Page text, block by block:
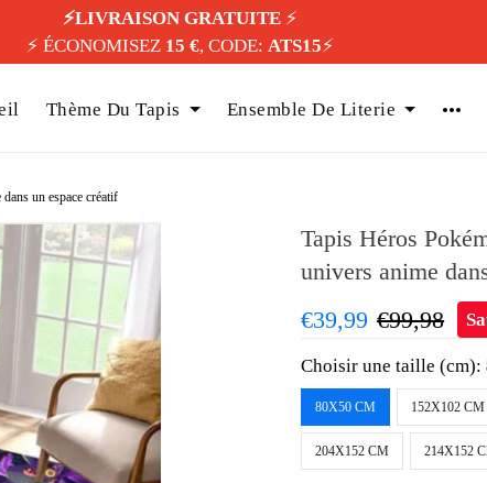
⚡️LIVRAISON GRATUITE⚡️
⚡️ ÉCONOMISEZ 15 €, CODE: ATS15⚡️
Thème Du Tapis Ensemble De Literie
un espace créatif
Tapis Héros
univers anime
€39,99 €99,98
Choisir une taille (cm):
80X50 CM 152X102 CM
204X152 CM 214X152